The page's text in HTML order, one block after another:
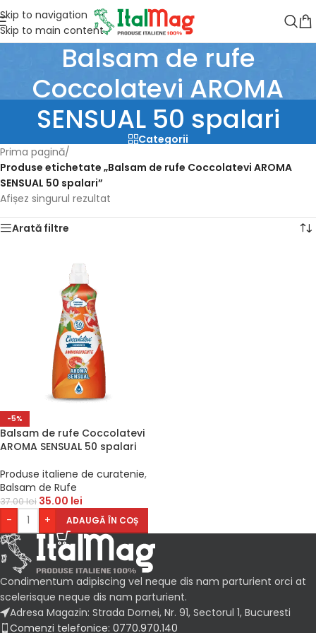
Skip to navigation
Skip to main content
Balsam de rufe
Coccolatevi AROMA
SENSUAL 50 spalari
Categorii
Prima pagină/
Produse etichetate „Balsam de rufe Coccolatevi AROMA
SENSUAL 50 spalari”
Afișez singurul rezultat
Arată filtre
-5%
Balsam de rufe Coccolatevi
AROMA SENSUAL 50 spalari
Produse italiene de curatenie,
Balsam de Rufe
37.00lei 35.00 lei
-
+ ADAUGĂ ÎN COȘ
Condimentum adipiscing vel neque dis nam parturient orci at
scelerisque neque dis nam parturient.
Adresa Magazin: Strada Dornei, Nr. 91, Sectorul 1, Bucuresti
Comenzi telefonice: 0770.970.140